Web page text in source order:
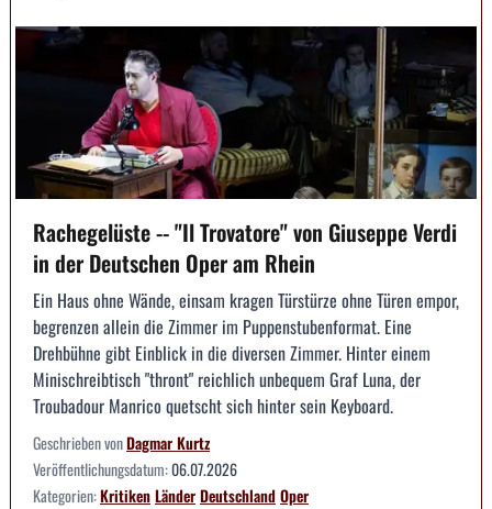
Rachegelüste -- "Il Trovatore" von Giuseppe Verdi
in der Deutschen Oper am Rhein
Ein Haus ohne Wände, einsam kragen Türstürze ohne Türen empor,
begrenzen allein die Zimmer im Puppenstubenformat. Eine
Drehbühne gibt Einblick in die diversen Zimmer. Hinter einem
Minischreibtisch "thront" reichlich unbequem Graf Luna, der
Troubadour Manrico quetscht sich hinter sein Keyboard.
Geschrieben vonDagmar Kurtz
Veröffentlichungsdatum:06.07.2026
Kategorien:KritikenLänderDeutschlandOper